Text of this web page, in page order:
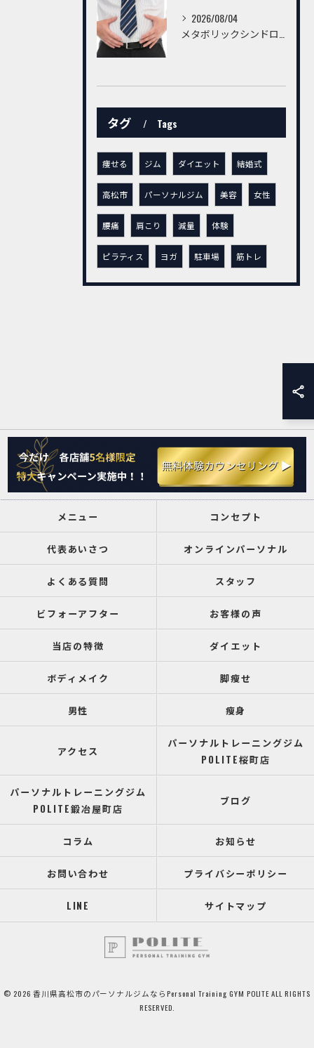
2026/08/04
タグ Tags
痩せる ジム ダイエット 結婚式
高松市 パーソナルジム 美容 女性
腰痛 肩こり 減量 体験
ピラティス ヨガ 駐車場 筋トレ
メニュー コンセプト
代表あいさつ オンラインパーソナル
よくある質問 スタッフ
ビフォーアフター お客様の声
当店の特徴 ダイエット
ボディメイク 脚瘦せ
男性 瘦身
アクセス
パーソナルトレーニングジム
POLITE桜町店
パーソナルトレーニングジム
POLITE鍛冶屋町店
ブログ
コラム お知らせ
お問い合わせ プライバシーポリシー
LINE サイトマップ
© 2026 香川県高松市のパーソナルジムならPersonal Training GYM POLITE ALL RIGHTS
RESERVED.